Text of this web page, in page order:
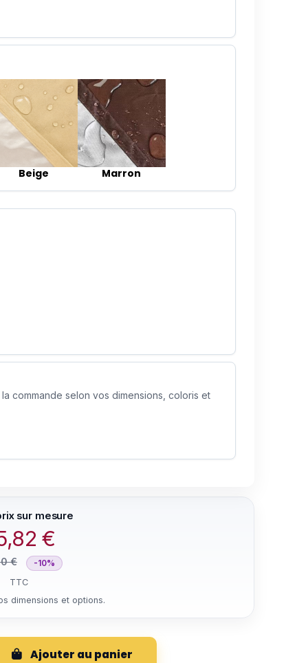
Beige Marron
commande selon vos dimensions, coloris et
€
€
-10%
TTC
Ajouter au panier